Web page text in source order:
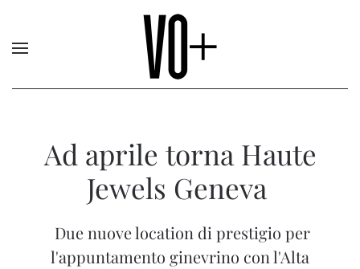
Ad aprile torna Haute
Jewels Geneva
Due nuove location di prestigio per
l'appuntamento ginevrino con l'Alta